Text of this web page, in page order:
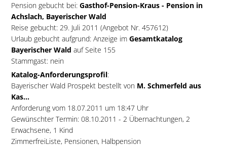
Pension gebucht bei:Gasthof-Pension-Kraus - Pension in
Achslach, Bayerischer Wald
Reise gebucht: 29. Juli 2011 (Angebot Nr. 457612)
Urlaub gebucht aufgrund: Anzeige im Gesamtkatalog
Bayerischer Wald auf Seite 155
Stammgast: nein
Katalog-Anforderungsprofil:
Bayerischer Wald Prospekt bestellt von M. Schmerfeld aus
Kas...
Anforderung vom 18.07.2011 um 18:47 Uhr
Gewünschter Termin: 08.10.2011 - 2 Übernachtungen, 2
Erwachsene, 1 Kind
ZimmerfreiListe, Pensionen, Halbpension